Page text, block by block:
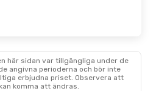
här sidan var tillgängliga under de
angivna perioderna och bör inte
erbjudna priset. Observera att
komma att ändras.